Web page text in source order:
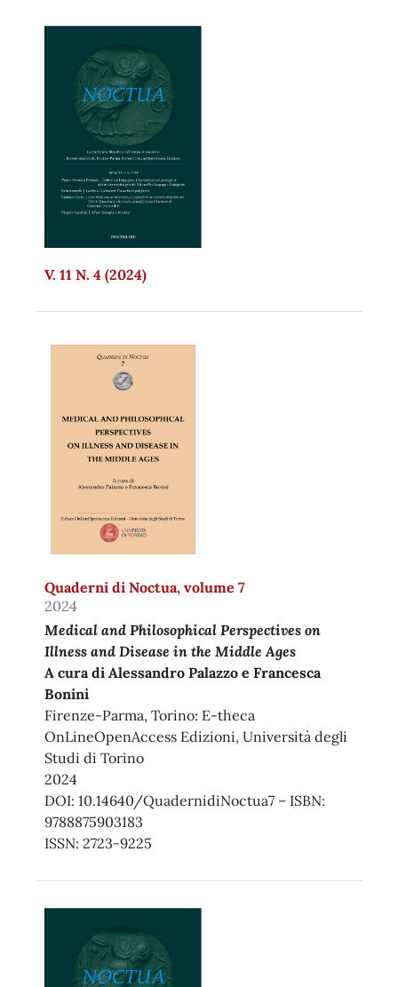
V. 11 N. 4 (2024)
Quaderni di Noctua, volume 7
2024
Medical and Philosophical Perspectives on
Illness and Disease in the Middle Ages
A cura di Alessandro Palazzo e Francesca
Bonini
Firenze-Parma, Torino: E-theca
OnLineOpenAccess Edizioni, Università degli
Studi di Torino
2024
DOI: 10.14640/QuadernidiNoctua7 – ISBN:
9788875903183
ISSN: 2723-9225